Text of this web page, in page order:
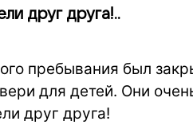
друг друга!..
пребывания был
для детей. Они
друг друга!